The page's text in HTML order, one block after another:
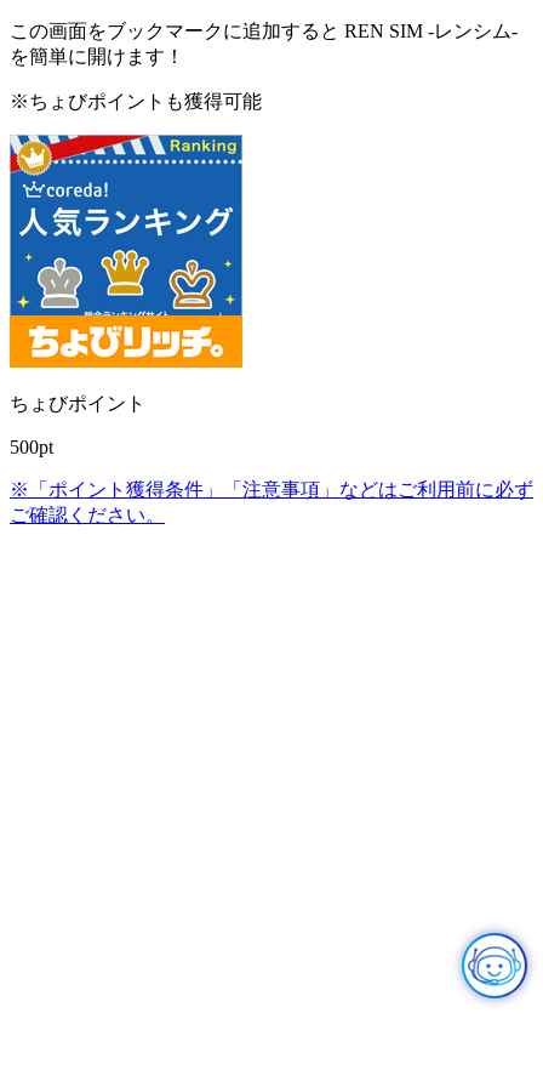
この画面をブックマークに追加すると REN SIM -レンシム-
を簡単に開けます！
※ちょびポイントも獲得可能
ちょびポイント
500pt
※「ポイント獲得条件」「注意事項」などはご利用前に必ず
ご確認ください。